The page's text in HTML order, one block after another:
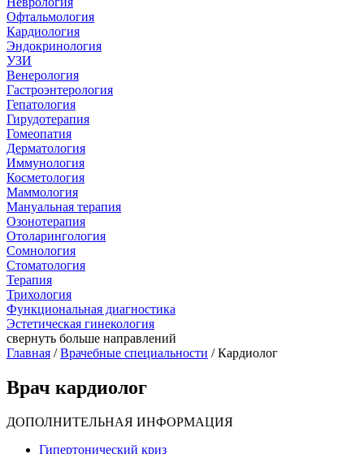
Офтальмология
Кардиология
Эндокринология
УЗИ
Венерология
Гастроэнтерология
Гепатология
Гирудотерапия
Гомеопатия
Дерматология
Иммунология
Косметология
Маммология
Мануальная терапия
Озонотерапия
Отоларингология
Сомнология
Стоматология
Терапия
Трихология
Функциональная диагностика
Эстетическая гинекология
свернуть больше направлений
Главная /Врачебные специальности / Кардиолог
Врач кардиолог
ДОПОЛНИТЕЛЬНАЯ ИНФОРМАЦИЯ
Гипертонический криз